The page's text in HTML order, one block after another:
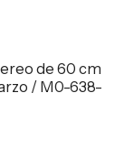
de 60 cm
/ M0-638-